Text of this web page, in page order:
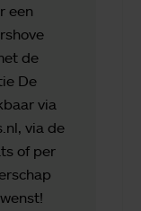
een
de
De
via
via de
of per